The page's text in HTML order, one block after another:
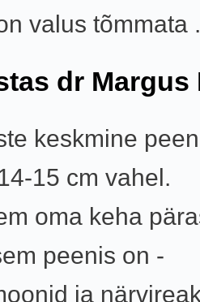
valus tõmmata
dr Margus
keskmine
15 cm vahel.
oma keha
peenis on -
ja